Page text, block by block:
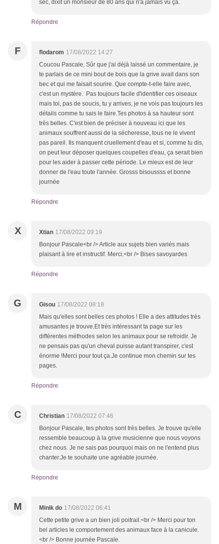
sec, dixit un monsieur de 80 ans qui n'a jamais vu ça.
Répondre
F flodarom 17/08/2022 14:27
Coucou Pascale, Sûr que j'ai déjà laissé un commentaire, je
te parlais de ce mini bout de bois que la grive avait dans son
bec et qui me faisait sourire. Que compte-t-elle faire avec,
c'est un mystère. Pas toujours facile d'identifier ces oiseaux
mais toi, pas de soucis, tu y arrives, je ne vois pas toujours les
détails comme tu sais le faire.Tes photos à sa hauteur sont
très belles. C'est bien de préciser à nouveau ici que les
animaux souffrent aussi de la sécheresse, tous ne le vivent
pas pareil. Ils manquent cruellement d'eau et si, comme tu dis,
on peut leur déposer quelques coupelles d'eau, ça serait bien
pour les aider à passer cette période. Le mieux est de leur
donner de l'eau toute l'année. Grosss bisoussss et bonne
journée
Répondre
X Xtian 17/08/2022 09:19
Bonjour Pascale<br /> Article aux sujets bien variés mais
plaisant à lire et instructif. Merci.<br /> Bises savoyardes
Répondre
G Gisou 17/08/2022 08:18
Mais qu'elles sont belles ces photos ! Elle a des attitudes très
amusantes je trouve.Et très intéressant ta page sur les
différentes méthodes selon les animaux pour se refroidir. Je
ne pensais pas qu'un cheval puisse autant transpirer, c'est
énorme !Merci pour tout ça.Je continue mon chemin sur tes
pages.
Répondre
C Christian 17/08/2022 07:46
Bonjour Pascale, tes photos sont très belles. Je trouve qu'elle
ressemble beaucoup à la grive musicienne que nous voyons
chez nous. Je ne sais pas pourquoi mais on ne l'entend plus
chanter.Je te souhaite une agréable journée.
Répondre
M Minik do 17/08/2022 06:41
Cette petite grive a un bien joli poitrail.<br /> Merci pour ton
bel articles le comportement des animaux face à la canicule.
<br /> Bonne journée Pascale.